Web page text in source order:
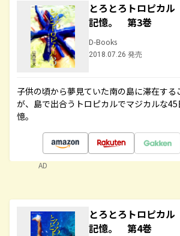
とろとろトロピカ
記憶。 第3巻
D-Books
2018.07.26 発売
子供の頃から夢見ていた南の島に滞在す
が、島で出合うトロピカルでマジカルな
憶。
AD
とろとろトロピカ
記憶。 第4巻